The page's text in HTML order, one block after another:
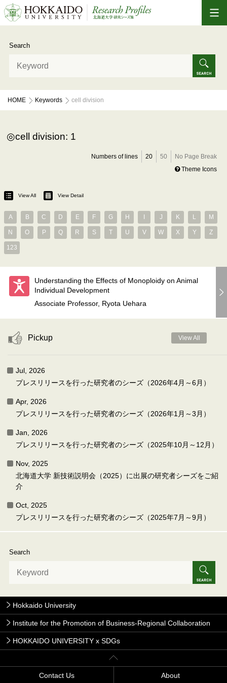
Search
HOME Keywords cell division
cell division: 1
Numbers of lines 20 50
No Page Break
Theme Icons
View All View Detail
A B C D E F G H J K L M
N O P Q R S T U V W X Y Z
123
Understanding the Effects of Monoploidy on Animal
Individual Development
Associate Professor, Ryota Uehara
Pickup View All
Jul, 2026
プレスリリースを行った研究者のシーズ（2026年4月～6月）
Apr, 2026
プレスリリースを行った研究者のシーズ（2026年1月～3月）
Jan, 2026
プレスリリースを行った研究者のシーズ（2025年10月～12月）
Nov, 2025
北海道大学 新技術説明会（2025）に出展の研究者シーズをご紹
介
Oct, 2025
プレスリリースを行った研究者のシーズ（2025年7月～9月）
Search
Hokkaido University
Institute for the Promotion of Business-Regional Collaboration
HOKKAIDO UNIVERSITY x SDGs
Contact Us About